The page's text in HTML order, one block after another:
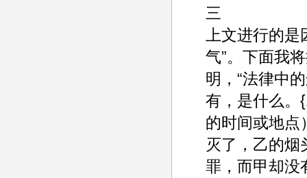
三
上文进行的
气”。下面我
明，“法律中
有，是什么。
的时间或地点
灭了，乙的烟
罪，而甲却没